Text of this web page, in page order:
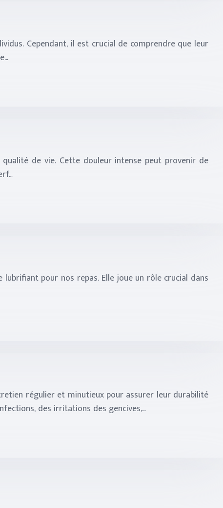
Cependant, il est crucial de comprendre que leur
de vie. Cette douleur intense peut provenir de
pour nos repas. Elle joue un rôle crucial dans
régulier et minutieux pour assurer leur durabilité
des irritations des gencives,…